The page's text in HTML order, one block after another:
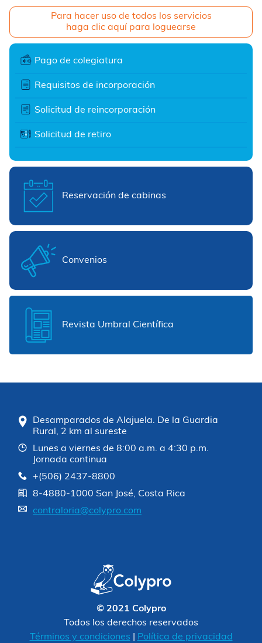
Para hacer uso de todos los servicios
haga clic aquí para loguearse
Pago de colegiatura
Requisitos de incorporación
Solicitud de reincorporación
Solicitud de retiro
Reservación de cabinas
Convenios
Revista Umbral Científica
Desamparados de Alajuela. De la Guardia
Rural, 2 km al sureste
Lunes a viernes de 8:00 a.m. a 4:30 p.m.
Jornada continua
+(506) 2437-8800
8-4880-1000 San José, Costa Rica
contraloria@colypro.com
© 2021 Colypro
Todos los derechos reservados
Términos y condiciones
Política de privacidad